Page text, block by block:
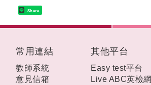
Share
常用連結
教師系統
意見信箱
其他平台
Easy test平台
Live ABC英檢網